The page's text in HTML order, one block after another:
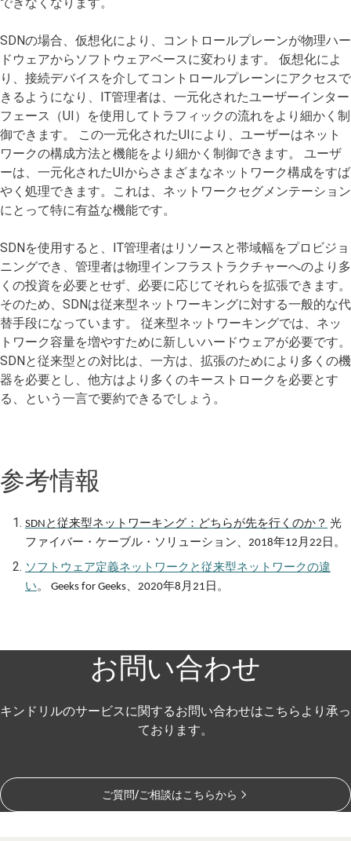
SDNの場合、仮想化により、コントロールプレーンが物理ハー
ドウェアからソフトウェアベースに変わります。 仮想化によ
り、接続デバイスを介してコントロールプレーンにアクセスで
きるようになり、IT管理者は、一元化されたユーザーインター
フェース（UI）を使用してトラフィックの流れをより細かく制
御できます。 この一元化されたUIにより、ユーザーはネット
ワークの構成方法と機能をより細かく制御できます。 ユーザ
ーは、一元化されたUIからさまざまなネットワーク構成をすば
やく処理できます。これは、ネットワークセグメンテーション
にとって特に有益な機能です。
SDNを使用すると、IT管理者はリソースと帯域幅をプロビジョ
ニングでき、管理者は物理インフラストラクチャーへのより多
くの投資を必要とせず、必要に応じてそれらを拡張できます。
そのため、SDNは従来型ネットワーキングに対する一般的な代
替手段になっています。 従来型ネットワーキングでは、ネッ
トワーク容量を増やすために新しいハードウェアが必要です。
SDNと従来型との対比は、一方は、拡張のためにより多くの機
器を必要とし、他方はより多くのキーストロークを必要とす
る、という一言で要約できるでしょう。
参考情報
SDN と従来型ネットワーキング：どちらが先を行くのか？ 光
ファイバー・ケーブル・ソリューション、 2018年12 月 22 日。
ソフトウェア定義ネットワークと従来型ネットワークの違
い。 Geeks for Geeks、2020年8 月 21 日。
お問い合わせ
キンドリルのサービスに関するお問い合わせはこちらより承っ
ております。
ご質問/ご相談はこちらから